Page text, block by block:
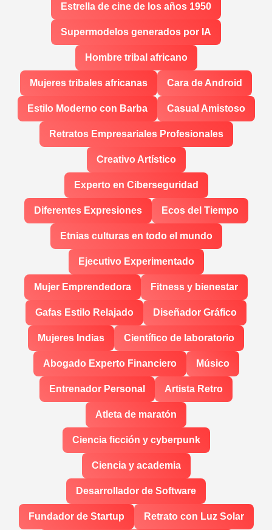
Estrella de cine de los años 1950
Supermodelos generados por IA
Hombre tribal africano
Mujeres tribales africanas Cara de Android
Estilo Moderno con Barba Casual Amistoso
Retratos Empresariales Profesionales
Creativo Artístico
Experto en Ciberseguridad
Diferentes Expresiones Ecos del Tiempo
Etnias culturas en todo el mundo
Ejecutivo Experimentado
Mujer Emprendedora Fitness y bienestar
Gafas Estilo Relajado Diseñador Gráfico
Mujeres Indias Científico de laboratorio
Abogado Experto Financiero Músico
Entrenador Personal Artista Retro
Atleta de maratón
Ciencia ficción y cyberpunk
Ciencia y academia
Desarrollador de Software
Fundador de Startup Retrato con Luz Solar